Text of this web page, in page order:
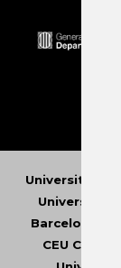
Universitat
Universitat
Barcelona
CEU